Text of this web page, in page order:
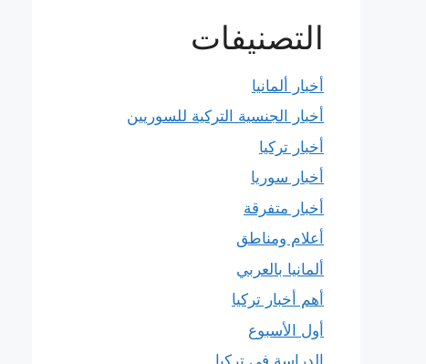
التصنيفات
أخبار ألمانيا
أخبار الجنسية التركية للسوريين
أخبار تركيا
أخبار سوريا
أخبار متفرقة
أعلام ومناطق
ألمانيا بالعربي
أهم أخبار تركيا
أول الأسبوع
الدراسة في تركيا